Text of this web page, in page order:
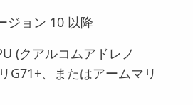
ジョン 10 以降
(クアルコムアドレノ
G71+、またはアームマリ